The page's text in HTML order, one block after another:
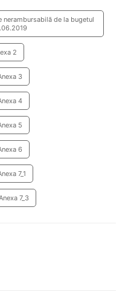
de la bugetul
2
3
4
5
6
7_1
7_3